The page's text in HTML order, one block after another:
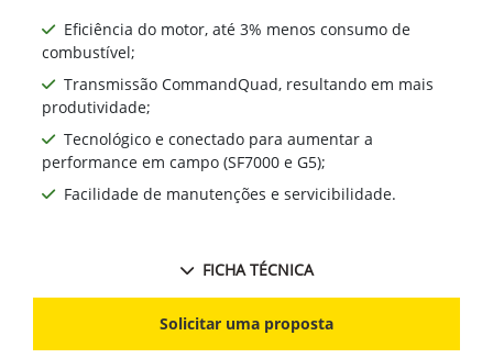
Eficiência do motor, até 3% menos consumo de
combustível;
Transmissão CommandQuad, resultando em mais
produtividade;
Tecnológico e conectado para aumentar a
performance em campo (SF7000 e G5);
Facilidade de manutenções e servicibilidade.
FICHA TÉCNICA
Solicitar uma proposta